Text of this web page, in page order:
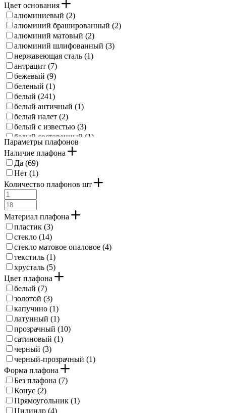
Цвет основания
алюминиевый (2)
алюминий брашированный (2)
алюминий матовый (2)
алюминий шлифованный (3)
нержавеющая сталь (1)
антрацит (7)
бежевый (9)
беленый (1)
белый (241)
белый античный (1)
белый налет (2)
белый с известью (3)
белый состаренный (1)
береза (1 )
брашированный медный (
бронзовый (
бронзовый античный (
)
бурый (9 )
дуб (9)
жемчужно-серый (1
зеленый (5)
зеленый состаренный черный (
золотисто-кремовый (1)
золотисто-рыжий (
золото розовое (
золотой (91 )
коричневая патина (
коричневый (
коричневый деревенский (
коричневый состаренный (
красновато-коричневый (
красный (2 )
кремовый (
кристаллоптика (3)
латунный (49)
латунь (7)
латунь брашированный (
латунь матовая (39)
матовый (1)
Параметры плафонов
Наличие плафона
Да (69)
Нет (1)
Количество плафонов шт
Материал плафона
пластик (3)
стекло (14)
стекло матовое опаловое (4)
текстиль (1)
хрусталь (5)
Цвет плафона
белый (7)
золотой (3)
капучино (1)
латунный (1)
прозрачный (10)
сатиновый (1)
черный (3)
черный-прозрачный (1)
Форма плафона
Без плафона (7)
Конус (2)
Прямоугольник (1)
Цилиндр (4)